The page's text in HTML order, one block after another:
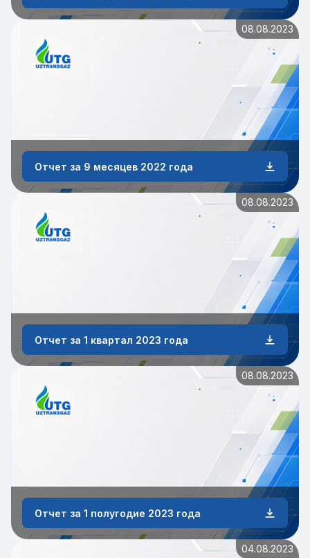
08.08.2023
Отчет за 9 месяцев 2022 года
08.08.2023
Отчет за 1 квартал 2023 года
08.08.2023
Отчет за 1 полугодие 2023 года
04.08.2023